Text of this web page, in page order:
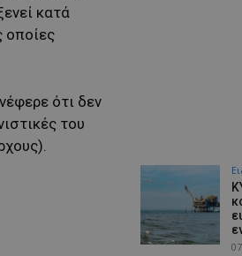
κατά
οποίες
ότι δεν
του